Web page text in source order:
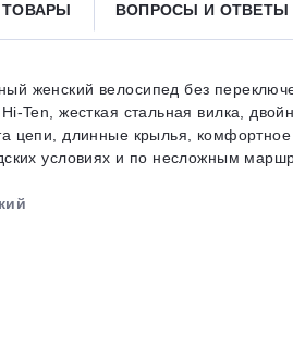
ВОПРОСЫ И ОТВЕТЫ
женский велосипед без
Ten, жесткая стальная вилка,
цепи, длинные крылья,
условиях и по несложным
списываться